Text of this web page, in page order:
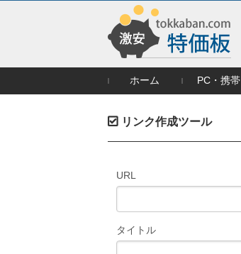
ホーム PC・携帯
リンク作成ツール
URL
タイトル